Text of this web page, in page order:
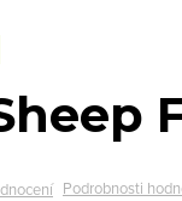
Podrobnosti